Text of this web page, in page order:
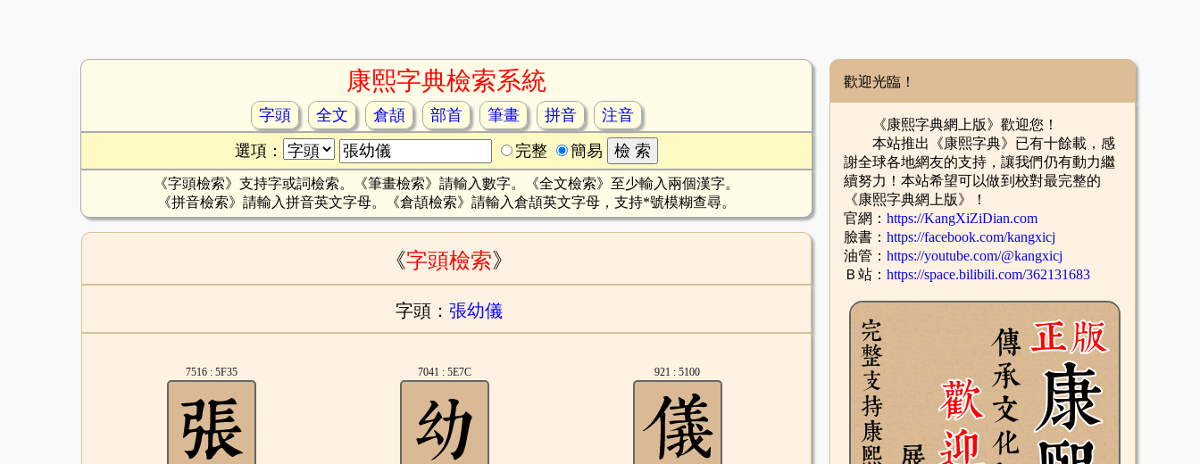
康熙字典檢索系統
字頭 全文 倉頡 部首 筆畫 拼音
注音
選項：
完整 簡易
《字頭檢索》支持字或詞檢索。《筆畫檢索》請輸入數字。《全文檢索》至少輸入兩個漢字。
《拼音檢索》請輸入拼音英文字母。《倉頡檢索》請輸入倉頡英文字母，支持*號模糊查尋。
《字頭檢索》
字頭： 張幼儀
7516 : 5F35 7041 : 5E7C 921 : 5100
歡迎光臨！
《康熙字典網上版》歡迎您！
本站推出《康熙字典》已有十餘載，感
謝全球各地網友的支持，讓我們仍有動力繼
續努力！本站希望可以做到校對最完整的
《康熙字典網上版》！
官網： https://KangXiZiDian.com
臉書： https://facebook.com/kangxicj
油管： https://youtube.com/@kangxicj
Ｂ站： https://space.bilibili.com/362131683